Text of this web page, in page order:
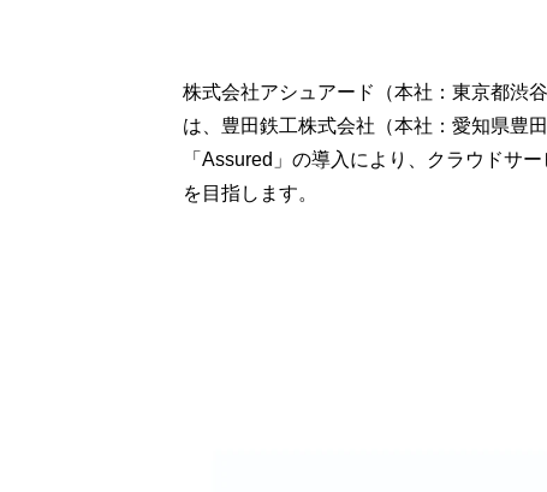
株式会社アシュアード（本社：東京都渋
は、豊田鉄工株式会社（本社：愛知県豊
「Assured」の導入により、クラウドサ
を目指します。